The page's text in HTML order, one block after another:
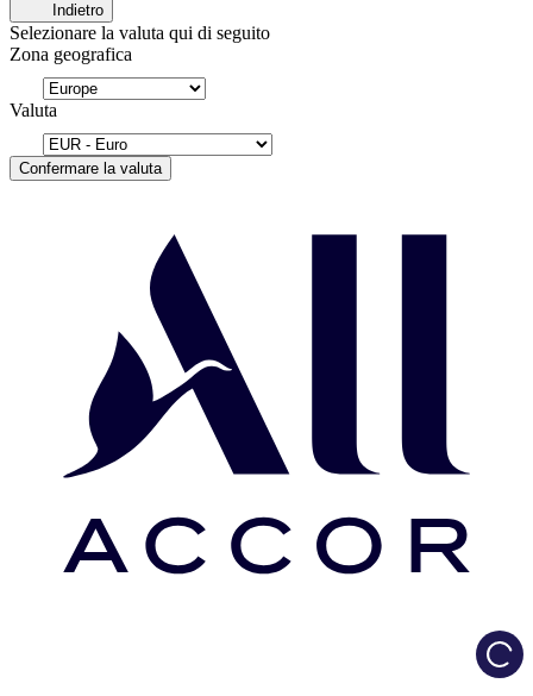
Indietro
Selezionare la valuta qui di seguito
Zona geografica
Valuta
Confermare la valuta